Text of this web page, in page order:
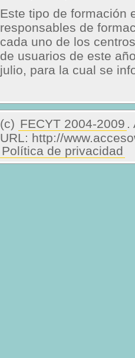
Este tipo de formación
responsables de
cada uno de los
de usuarios de este
julio, para la cual se
(c) FECYT 2004-2009 .
URL: http://
Política de privacidad